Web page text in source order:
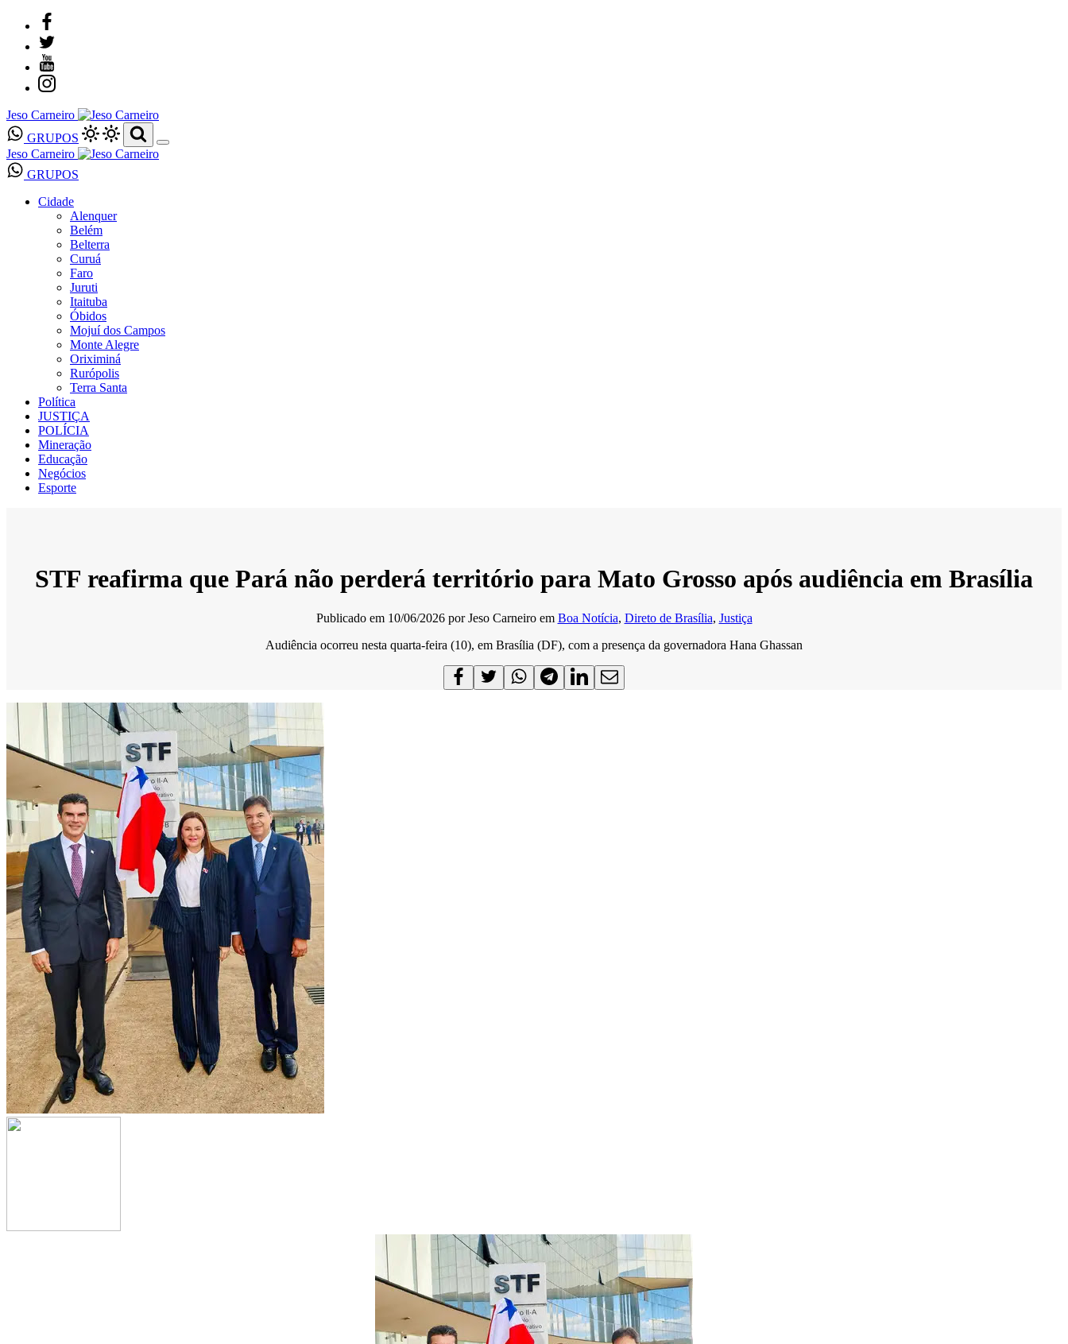
Jeso Carneiro
GRUPOS
Jeso Carneiro
GRUPOS
Cidade
Alenquer
Belém
Belterra
Curuá
Faro
Juruti
Itaituba
Óbidos
Mojuí dos Campos
Monte Alegre
Oriximiná
Rurópolis
Terra Santa
Política
JUSTIÇA
POLÍCIA
Mineração
Educação
Negócios
Esporte
STF reafirma que Pará não perderá território para Mato Grosso após audiência em Brasília
Publicado em 10/06/2026 porJeso Carneiro em Boa Notícia, Direto de Brasília, Justiça
Audiência ocorreu nesta quarta-feira (10), em Brasília (DF), com a presença da governadora Hana Ghassan